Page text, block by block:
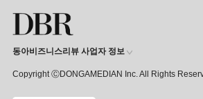
동아비즈니스리뷰 사업자 정보
Copyright ⒸDONGAMEDIAN Inc. All Rights